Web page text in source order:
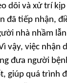
dõi và xử trí
đã tiếp nhận,
nhà nhầm
vậy, việc nhận
đưa người
giúp quá trình